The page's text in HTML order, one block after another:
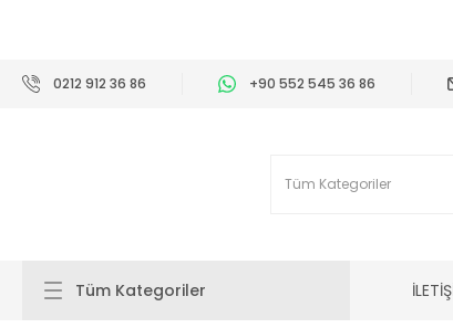
0212 912 36 86 +90 552 545 36 86
Tüm Kategoriler